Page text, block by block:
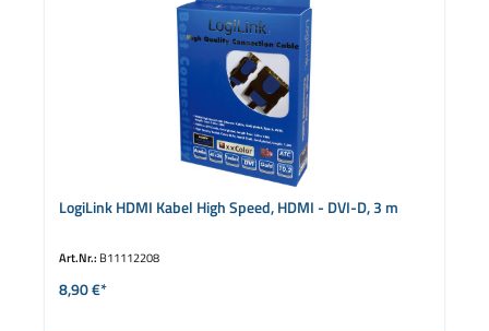
LogiLink HDMI Kabel High Speed, HDMI - DVI-D, 3 m
Art.Nr.: B11112208
8,90 €*